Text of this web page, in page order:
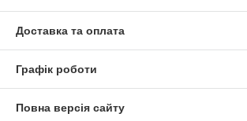
Доставка та оплата
Графік роботи
Повна версія сайту